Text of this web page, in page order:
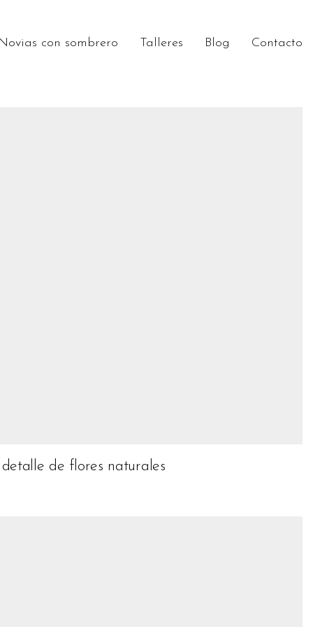
con sombrero Talleres Blog Contacto
de flores naturales